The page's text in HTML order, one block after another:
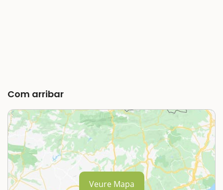
Com arribar
Veure Mapa